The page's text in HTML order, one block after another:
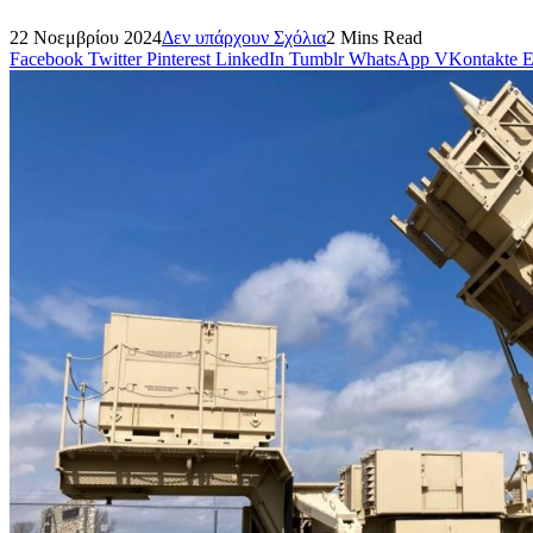
22 Νοεμβρίου 2024Δεν υπάρχουν Σχόλια2 Mins Read
Facebook Twitter Pinterest LinkedIn Tumblr WhatsApp VKontakte